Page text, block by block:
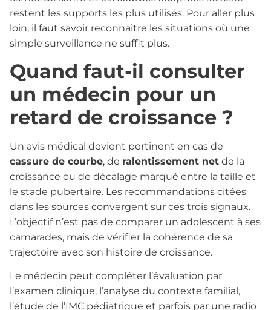
restent les supports les plus utilisés. Pour aller plus
loin, il faut savoir reconnaître les situations où une
simple surveillance ne suffit plus.
Quand faut-il consulter
un médecin pour un
retard de croissance ?
Un avis médical devient pertinent en cas de
cassure de courbe, de ralentissement net de la
croissance ou de décalage marqué entre la taille et
le stade pubertaire. Les recommandations citées
dans les sources convergent sur ces trois signaux.
L’objectif n’est pas de comparer un adolescent à ses
camarades, mais de vérifier la cohérence de sa
trajectoire avec son histoire de croissance.
Le médecin peut compléter l’évaluation par
l’examen clinique, l’analyse du contexte familial,
l’étude de l’IMC pédiatrique et parfois par une radio